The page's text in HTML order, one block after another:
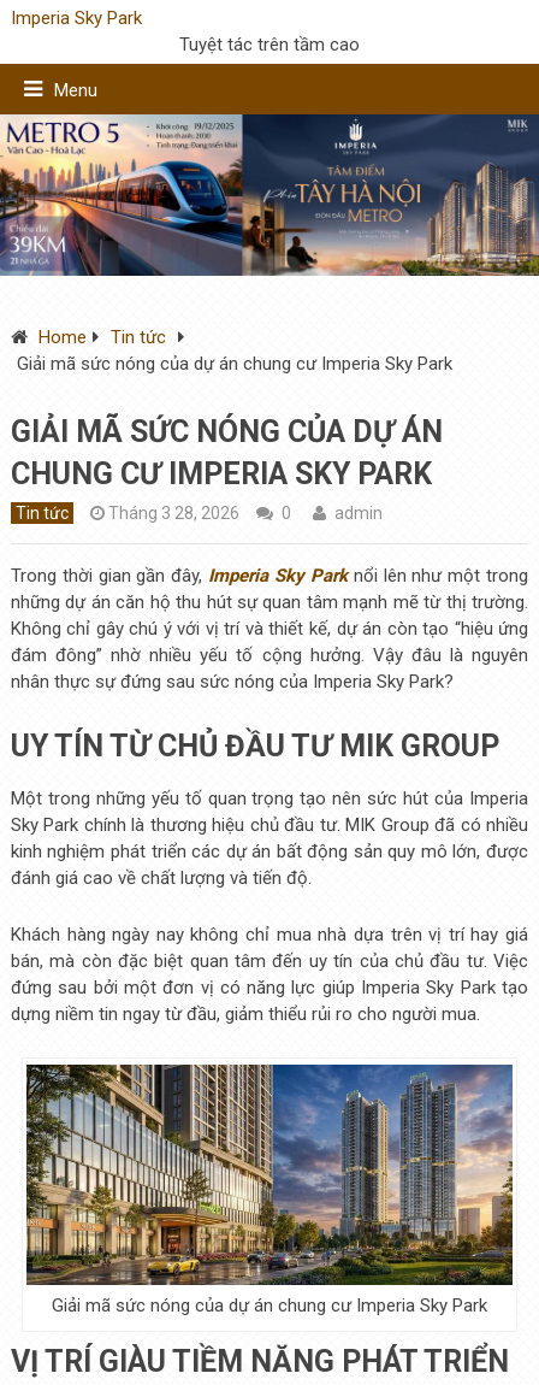
Imperia Sky Park
Tuyệt tác trên tầm cao
Menu
Home
Tin tức
Giải mã sức nóng của dự án chung cư Imperia Sky Park
GIẢI MÃ SỨC NÓNG CỦA DỰ ÁN
CHUNG CƯ IMPERIA SKY PARK
Tin tức Tháng 3 28, 2026 0 admin
Trong thời gian gần đây, Imperia Sky Parknổi lên như một trong
những dự án căn hộ thu hút sự quan tâm mạnh mẽ từ thị trường.
Không chỉ gây chú ý với vị trí và thiết kế, dự án còn tạo “hiệu ứng
đám đông” nhờ nhiều yếu tố cộng hưởng. Vậy đâu là nguyên
nhân thực sự đứng sau sức nóng của Imperia Sky Park?
UY TÍN TỪ CHỦ ĐẦU TƯ MIK GROUP
Một trong những yếu tố quan trọng tạo nên sức hút của Imperia
Sky Park chính là thương hiệu chủ đầu tư. MIK Group đã có nhiều
kinh nghiệm phát triển các dự án bất động sản quy mô lớn, được
đánh giá cao về chất lượng và tiến độ.
Khách hàng ngày nay không chỉ mua nhà dựa trên vị trí hay giá
bán, mà còn đặc biệt quan tâm đến uy tín của chủ đầu tư. Việc
đứng sau bởi một đơn vị có năng lực giúp Imperia Sky Park tạo
dựng niềm tin ngay từ đầu, giảm thiểu rủi ro cho người mua.
Giải mã sức nóng của dự án chung cư Imperia Sky Park
VỊ TRÍ GIÀU TIỀM NĂNG PHÁT TRIỂN